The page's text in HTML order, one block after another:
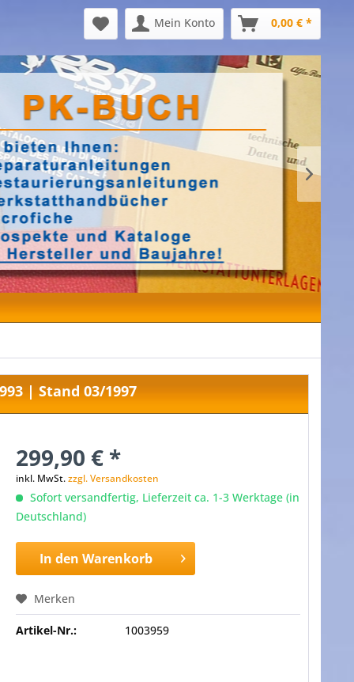
Mein Konto 0,00 € *
| Stand 03/1997
299,90 € *
inkl. MwSt.zzgl. Versandkosten
Sofort versandfertig, Lieferzeit ca. 1-3 Werktage (in
Deutschland)
In den Warenkorb
Merken
Artikel-Nr.: 1003959